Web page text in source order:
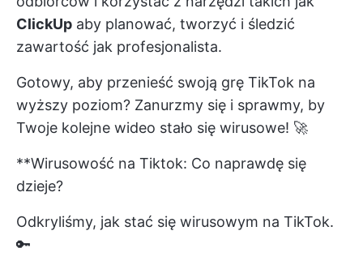
ClickUp aby planować, tworzyć i śledzić
zawartość jak profesjonalista.
Gotowy, aby przenieść swoją grę TikTok na
wyższy poziom? Zanurzmy się i sprawmy, by
Twoje kolejne wideo stało się wirusowe! 🚀
**Wirusowość na Tiktok: Co naprawdę się
dzieje?
Odkryliśmy, jak stać się wirusowym na TikTok.
🔑